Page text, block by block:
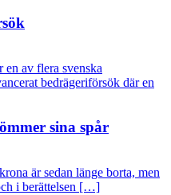
av flera svenska
bedrägeriförsök där en
sina spår
är sedan länge borta, men
i berättelsen […]